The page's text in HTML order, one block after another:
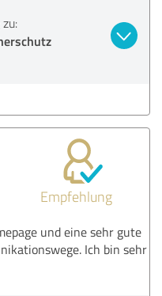
Empfehlung
und eine sehr gute
Ich bin sehr